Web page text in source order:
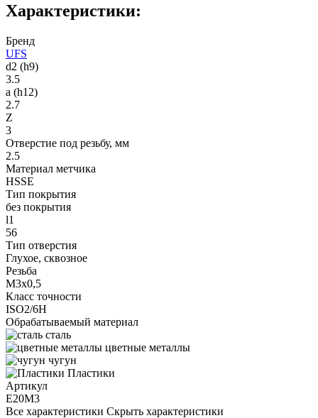
Характеристики:
Бренд
UFS
d2 (h9)
3.5
a (h12)
2.7
Z
3
Отверстие под резьбу, мм
2.5
Материал метчика
HSSE
Тип покрытия
без покрытия
l1
56
Тип отверстия
Глухое, сквозное
Резьба
M3x0,5
Класс точности
ISO2/6H
Обрабатываемый материал
сталь
цветные металлы
чугун
Пластики
Артикул
E20M3
Все характеристики Скрыть характеристики